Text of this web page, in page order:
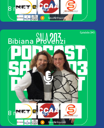
8 meses atrás
Bibiana Provenzi
8 meses atrás